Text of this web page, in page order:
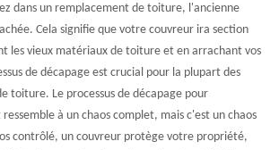
dans un remplacement de toiture, l'ancienne
Cela signifie que votre couvreur ira section
les vieux matériaux de toiture et en arrachant vos
de décapage est crucial pour la plupart des
toiture. Le processus de décapage pour
à un chaos complet, mais c'est un chaos
contrôlé, un couvreur protège votre propriété,